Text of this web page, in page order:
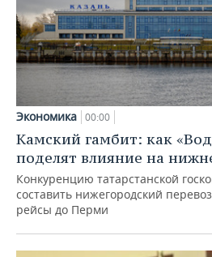
Экономика 00:00
Камский гамбит: как
поделят влияние на
Конкуренцию татарстанской
составить нижегородский
рейсы до Перми